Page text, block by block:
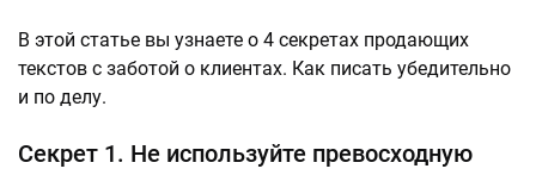
В этой статье вы узнаете о 4 секретах продающих
текстов с заботой о клиентах. Как писать убедительно
и по делу.
Секрет 1. Не используйте превосходную